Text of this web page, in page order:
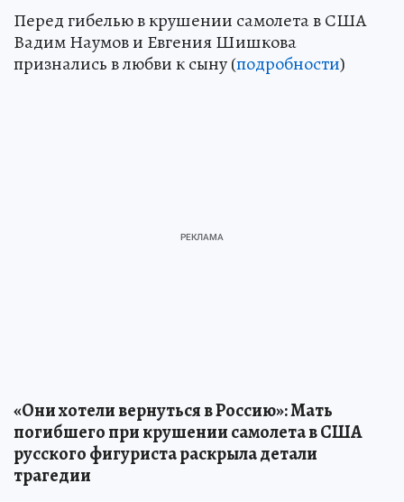
Перед гибелью в крушении самолета в США
Вадим Наумов и Евгения Шишкова
признались в любви к сыну (подробности)
«Они хотели вернуться в Россию»: Мать
погибшего при крушении самолета в США
русского фигуриста раскрыла детали
трагедии